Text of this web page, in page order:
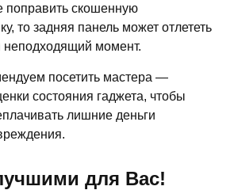
поправить скошенную
то задняя панель может отлететь
неподходящий момент.
посетить мастера —
состояния гаджета, чтобы
лишние деньги
для Вас!